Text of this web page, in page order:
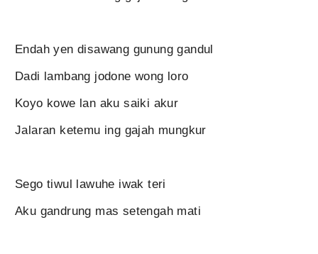
Endah yen disawang gunung gandul
Dadi lambang jodone wong loro
Koyo kowe lan aku saiki akur
Jalaran ketemu ing gajah mungkur
Sego tiwul lawuhe iwak teri
Aku gandrung mas setengah mati